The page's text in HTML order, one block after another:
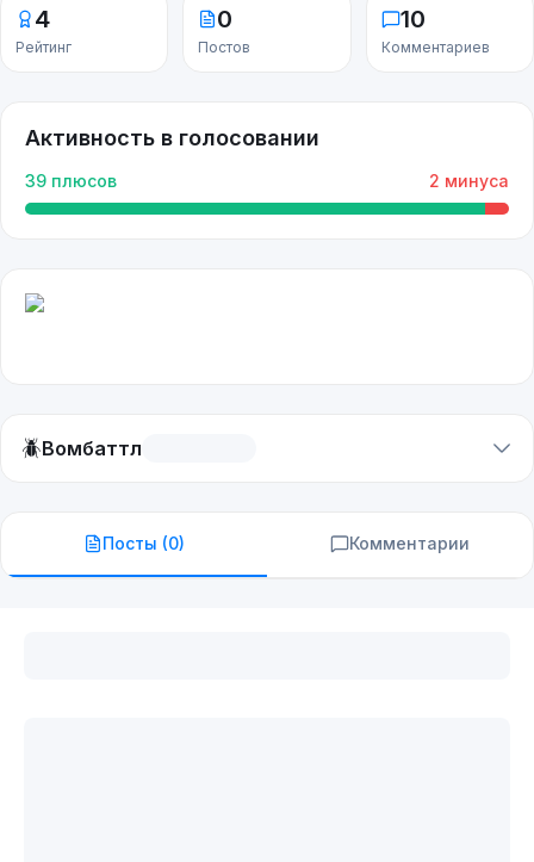
4
Рейтинг
0
Постов
10
Комментариев
Активность в голосовании
39 плюсов 2 минуса
🪲Вомбаттл
Посты (0) Комментарии